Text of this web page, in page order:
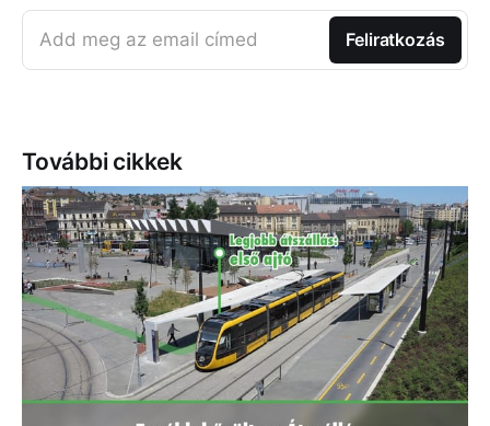
Add meg az email címed Feliratkozás
További cikkek